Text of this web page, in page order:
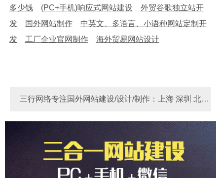
多少钱
(PC+手机)响应式网站建设
外贸谷歌独立站开
发
国外网站制作
中英文、多语言、小语种网站定制开
发
工厂企业官网制作 海外贸易网站设计
三行网络专注国外网站建设/设计/制作：上海 深圳 北京
河南 河北 苏州 东莞 宁波 广州 厦门 青岛 天津 成都 重庆
杭州 无锡 佛山 南京 郑州 大连 烟台 西安
Link 做国外网站多少费用？ 国外网站制作 国外独
立站 - 锚定全球客群，实现外贸飞跃！ 做国外网站多少
钱？国外网站制作价格费用